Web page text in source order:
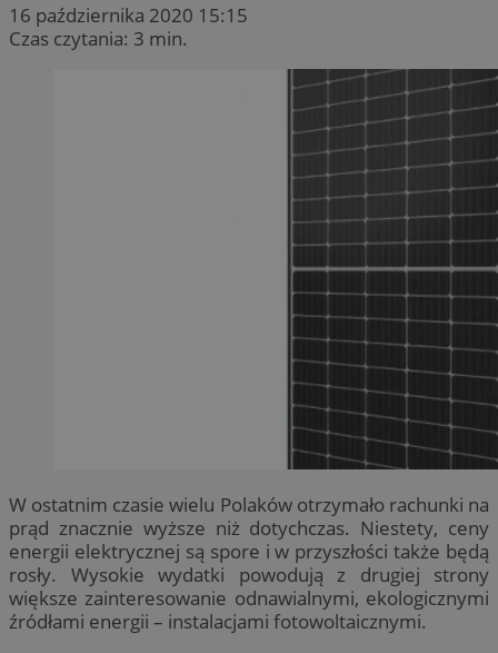
16 października 2020 15:15
Czas czytania: 3 min.
W ostatnim czasie wielu Polaków otrzymało rachunki na
prąd znacznie wyższe niż dotychczas. Niestety, ceny
energii elektrycznej są spore i w przyszłości także będą
rosły. Wysokie wydatki powodują z drugiej strony
większe zainteresowanie odnawialnymi, ekologicznymi
źródłami energii – instalacjami fotowoltaicznymi.